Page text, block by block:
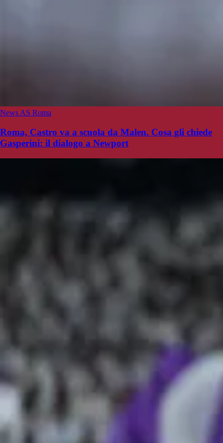
News AS Roma
Roma, Castro va a scuola da Malen. Cosa gli chiede
Gasperini: il dialogo a Newport